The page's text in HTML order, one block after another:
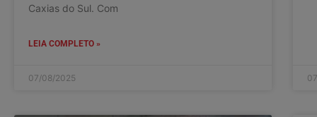
Caxias do Sul. Com
LEIA COMPLETO »
07/08/2025